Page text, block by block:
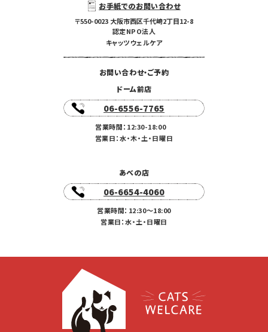
お手紙でのお問い合わせ
〒550-0023 大阪市西区千代崎2丁目12-8
認定NPO法人
キャッツウェルケア
お問い合わせ・ご予約
ドーム前店
06-6556-7765
営業時間：12:30-18:00
営業日：水・木・土・日曜日
あべの店
06-6654-4060
営業時間：12:30〜18:00
営業日：水・土・日曜日